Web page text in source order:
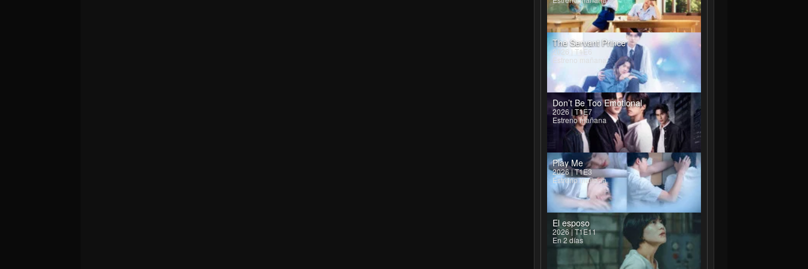
The Servant Prince
2026 | T1E6
Estreno mañana
Don’t Be Too Emotional
2026 | T1E7
Estreno mañana
Play Me
2026 | T1E3
Estreno mañana
El esposo
2026 | T1E11
En 2 días